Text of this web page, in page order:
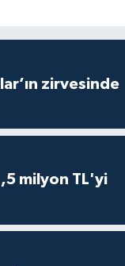
zirvesinde
milyon TL'yi